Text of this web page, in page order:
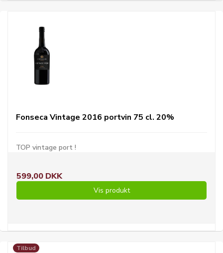
Fonseca Vintage 2016 portvin 75 cl. 20%
TOP vintage port !
599,00 DKK
Vis produkt
Tilbud